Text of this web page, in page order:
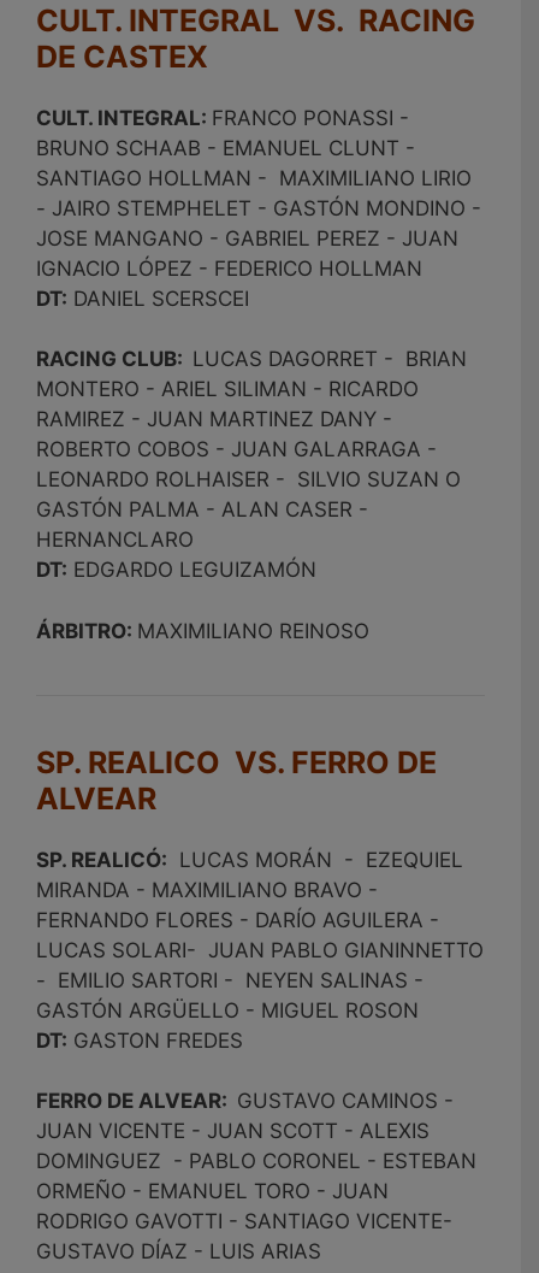
CULT. INTEGRAL VS. RACING
DE CASTEX
CULT. INTEGRAL: FRANCO PONASSI -
BRUNO SCHAAB - EMANUEL CLUNT -
SANTIAGO HOLLMAN - MAXIMILIANO LIRIO
- JAIRO STEMPHELET - GASTÓN MONDINO -
JOSE MANGANO - GABRIEL PEREZ - JUAN
IGNACIO LÓPEZ - FEDERICO HOLLMAN
DT: DANIEL SCERSCEI
RACING CLUB: LUCAS DAGORRET - BRIAN
MONTERO - ARIEL SILIMAN - RICARDO
RAMIREZ - JUAN MARTINEZ DANY -
ROBERTO COBOS - JUAN GALARRAGA -
LEONARDO ROLHAISER - SILVIO SUZAN O
GASTÓN PALMA - ALAN CASER -
HERNANCLARO
DT: EDGARDO LEGUIZAMÓN
ÁRBITRO: MAXIMILIANO REINOSO
SP. REALICO VS. FERRO DE
ALVEAR
SP. REALICÓ: LUCAS MORÁN - EZEQUIEL
MIRANDA - MAXIMILIANO BRAVO -
FERNANDO FLORES - DARÍO AGUILERA -
LUCAS SOLARI- JUAN PABLO GIANINNETTO
- EMILIO SARTORI - NEYEN SALINAS -
GASTÓN ARGÜELLO - MIGUEL ROSON
DT: GASTON FREDES
FERRO DE ALVEAR: GUSTAVO CAMINOS -
JUAN VICENTE - JUAN SCOTT - ALEXIS
DOMINGUEZ - PABLO CORONEL - ESTEBAN
ORMEÑO - EMANUEL TORO - JUAN
RODRIGO GAVOTTI - SANTIAGO VICENTE-
GUSTAVO DÍAZ - LUIS ARIAS